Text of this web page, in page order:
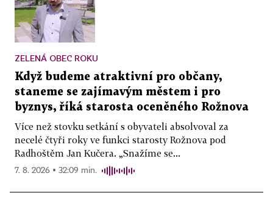
ZELENÁ OBEC ROKU
Když budeme atraktivní pro občany,
staneme se zajímavým městem i pro
byznys, říká starosta oceněného Rožnova
Více než stovku setkání s obyvateli absolvoval za
necelé čtyři roky ve funkci starosty Rožnova pod
Radhoštěm Jan Kučera. „Snažíme se...
7. 8. 2026 ▪ 32:09 min.